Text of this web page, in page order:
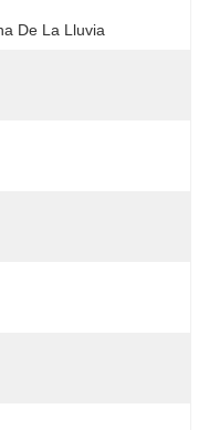
De La Lluvia